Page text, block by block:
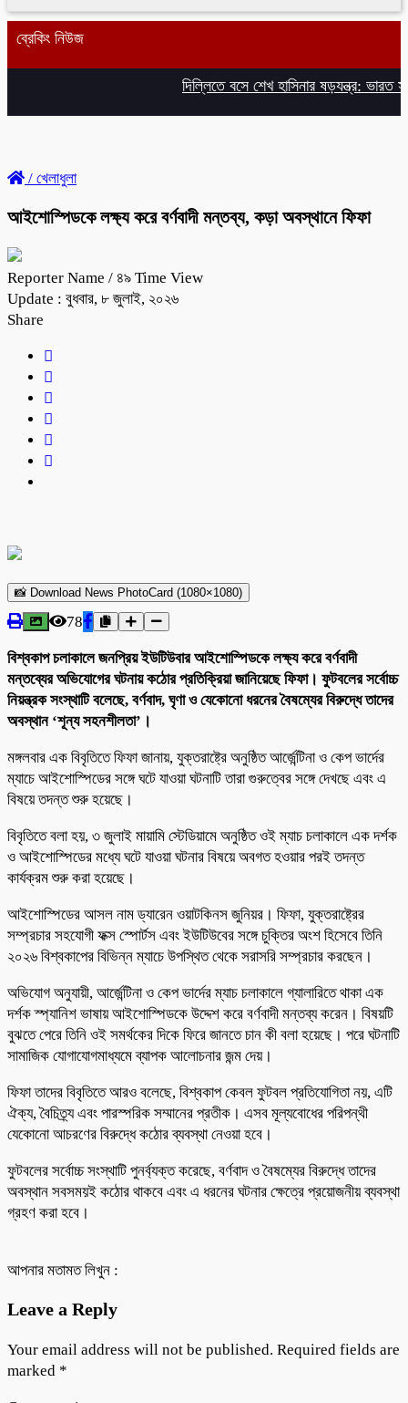
ব্রেকিং নিউজ
দিল্লিতে বসে শেখ হাসিনার ষড়যন্ত্র: ভারত
/ খেলাধুলা
আইশোস্পিডকে লক্ষ্য করে বর্ণবাদী মন্তব্য, কড়া অবস্থানে ফিফা
Reporter Name / ৪৯ Time View
Update : বুধবার, ৮ জুলাই, ২০২৬
Share
📸 Download News PhotoCard (1080×1080)
78
বিশ্বকাপ চলাকালে জনপ্রিয় ইউটিউবার আইশোস্পিডকে লক্ষ্য করে বর্ণবাদী
মন্তব্যের অভিযোগের ঘটনায় কঠোর প্রতিক্রিয়া জানিয়েছে ফিফা। ফুটবলের সর্বোচ্চ
নিয়ন্ত্রক সংস্থাটি বলেছে, বর্ণবাদ, ঘৃণা ও যেকোনো ধরনের বৈষম্যের বিরুদ্ধে তাদের
অবস্থান ‘শূন্য সহনশীলতা’।
মঙ্গলবার এক বিবৃতিতে ফিফা জানায়, যুক্তরাষ্ট্রে অনুষ্ঠিত আর্জেন্টিনা ও কেপ ভার্দের
ম্যাচে আইশোস্পিডের সঙ্গে ঘটে যাওয়া ঘটনাটি তারা গুরুত্বের সঙ্গে দেখছে এবং এ
বিষয়ে তদন্ত শুরু হয়েছে।
বিবৃতিতে বলা হয়, ৩ জুলাই মায়ামি স্টেডিয়ামে অনুষ্ঠিত ওই ম্যাচ চলাকালে এক দর্শক
ও আইশোস্পিডের মধ্যে ঘটে যাওয়া ঘটনার বিষয়ে অবগত হওয়ার পরই তদন্ত
কার্যক্রম শুরু করা হয়েছে।
আইশোস্পিডের আসল নাম ড্যারেন ওয়াটকিনস জুনিয়র। ফিফা, যুক্তরাষ্ট্রের
সম্প্রচার সহযোগী ফক্স স্পোর্টস এবং ইউটিউবের সঙ্গে চুক্তির অংশ হিসেবে তিনি
২০২৬ বিশ্বকাপের বিভিন্ন ম্যাচে উপস্থিত থেকে সরাসরি সম্প্রচার করছেন।
অভিযোগ অনুযায়ী, আর্জেন্টিনা ও কেপ ভার্দের ম্যাচ চলাকালে গ্যালারিতে থাকা এক
দর্শক স্প্যানিশ ভাষায় আইশোস্পিডকে উদ্দেশ করে বর্ণবাদী মন্তব্য করেন। বিষয়টি
বুঝতে পেরে তিনি ওই সমর্থকের দিকে ফিরে জানতে চান কী বলা হয়েছে। পরে ঘটনাটি
সামাজিক যোগাযোগমাধ্যমে ব্যাপক আলোচনার জন্ম দেয়।
ফিফা তাদের বিবৃতিতে আরও বলেছে, বিশ্বকাপ কেবল ফুটবল প্রতিযোগিতা নয়, এটি
ঐক্য, বৈচিত্র্য এবং পারস্পরিক সম্মানের প্রতীক। এসব মূল্যবোধের পরিপন্থী
যেকোনো আচরণের বিরুদ্ধে কঠোর ব্যবস্থা নেওয়া হবে।
ফুটবলের সর্বোচ্চ সংস্থাটি পুনর্ব্যক্ত করেছে, বর্ণবাদ ও বৈষম্যের বিরুদ্ধে তাদের
অবস্থান সবসময়ই কঠোর থাকবে এবং এ ধরনের ঘটনার ক্ষেত্রে প্রয়োজনীয় ব্যবস্থা
গ্রহণ করা হবে।
আপনার মতামত লিখুন :
Leave a Reply
Your email address will not be published. Required fields are
marked *